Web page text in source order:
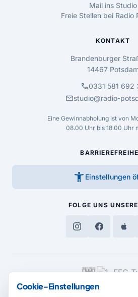
Mail ins Studio
Freie Stellen bei Radio
KONTAKT
Brandenburger
14467
call0331 581 692
mailstudio@radio-
Eine Gewinnabholung ist von
08.00 Uhr bis 18.00 Uhr
accessibility_new Einstellungen
FOLGE UNS
MEDIENPARTNER
Cookie-Einstellungen